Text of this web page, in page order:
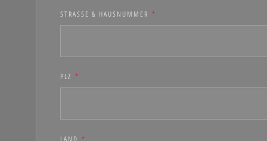
STRASSE & HAUSNUMMER *
PLZ *
LAND *